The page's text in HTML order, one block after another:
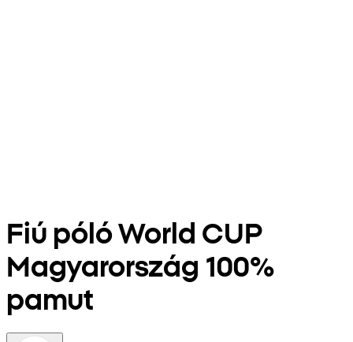
Fiú póló World CUP
Magyarország 100%
pamut